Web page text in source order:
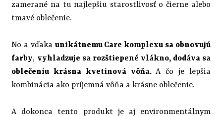
zamerané na tu najlepšiu starostlivosť o čierne alebo
tmavé oblečenie.
No a vďaka unikátnemu Care komplexu sa obnovujú
farby, vyhladzuje sa rozštiepené vlákno, dodáva sa
oblečeniu krásna kvetinová vôňa.A čo je lepšia
kombinácia ako príjemná vôňa a krásne oblečenie.
A dokonca tento produkt je aj environmentálnym